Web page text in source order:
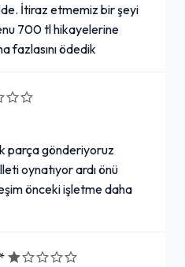
İtiraz etmemiz bir şeyi
700 tl hikayelerine
fazlasını ödedik
parça gönderiyoruz
oynatıyor ardı önü
önceki işletme daha